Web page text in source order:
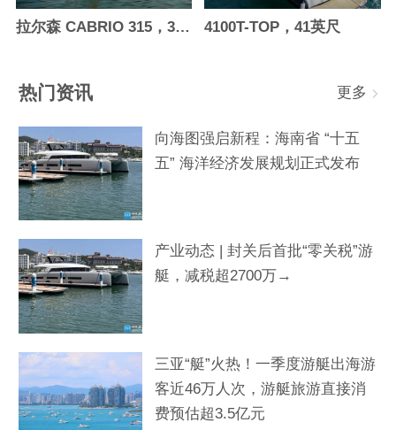
拉尔森 CABRIO 315，30.4英尺 4100T-TOP，41英尺
热门资讯 更多
向海图强启新程：海南省 “十五
五” 海洋经济发展规划正式发布
产业动态 | 封关后首批“零关税”游
艇，减税超2700万→
三亚“艇”火热！一季度游艇出海游
客近46万人次，游艇旅游直接消
费预估超3.5亿元